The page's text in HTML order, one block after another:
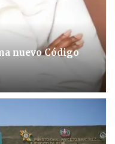
nuevo Código